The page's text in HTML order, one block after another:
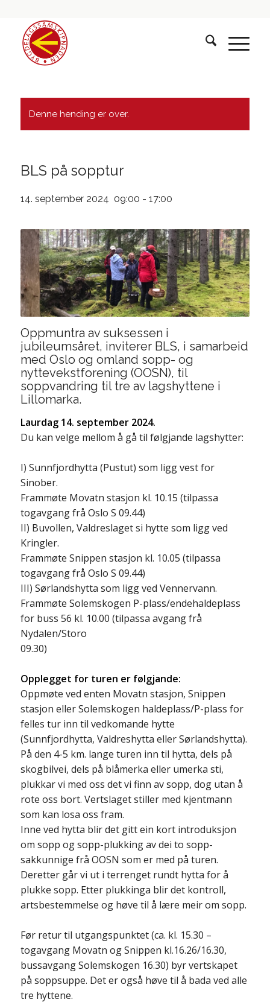
Denne hending er over.
BLS på sopptur
14. september 2024 09:00 - 17:00
Oppmuntra av suksessen i
jubileumsåret, inviterer BLS, i samarbeid
med Oslo og omland sopp- og
nyttevekstforening (OOSN), til
soppvandring til tre av lagshyttene i
Lillomarka.
Laurdag 14. september 2024.
Du kan velge mellom å gå til følgjande lagshytter:
I) Sunnfjordhytta (Pustut) som ligg vest for
Sinober.
Frammøte Movatn stasjon kl. 10.15 (tilpassa
togavgang frå Oslo S 09.44)
II) Buvollen, Valdreslaget si hytte som ligg ved
Kringler.
Frammøte Snippen stasjon kl. 10.05 (tilpassa
togavgang frå Oslo S 09.44)
III) Sørlandshytta som ligg ved Vennervann.
Frammøte Solemskogen P-plass/endehaldeplass
for buss 56 kl. 10.00 (tilpassa avgang frå
Nydalen/Storo
09.30)
Opplegget for turen er følgjande:
Oppmøte ved enten Movatn stasjon, Snippen
stasjon eller Solemskogen haldeplass/P-plass for
felles tur inn til vedkomande hytte
(Sunnfjordhytta, Valdreshytta eller Sørlandshytta).
På den 4-5 km. lange turen inn til hytta, dels på
skogbilvei, dels på blåmerka eller umerka sti,
plukkar vi med oss det vi finn av sopp, dog utan å
rote oss bort. Vertslaget stiller med kjentmann
som kan losa oss fram.
Inne ved hytta blir det gitt ein kort introduksjon
om sopp og sopp-plukking av dei to sopp-
sakkunnige frå OOSN som er med på turen.
Deretter går vi ut i terrenget rundt hytta for å
plukke sopp. Etter plukkinga blir det kontroll,
artsbestemmelse og høve til å lære meir om sopp.
Før retur til utgangspunktet (ca. kl. 15.30 –
togavgang Movatn og Snippen kl.16.26/16.30,
bussavgang Solemskogen 16.30) byr vertskapet
på soppsuppe. Det er også høve til å bada ved alle
tre hyttene.